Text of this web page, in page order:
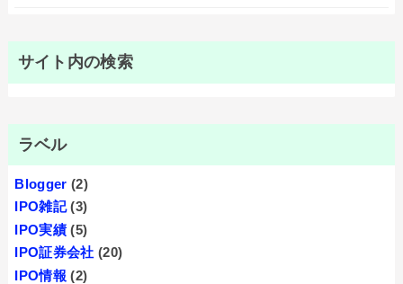
サイト内の検索
ラベル
Blogger (2)
IPO雑記 (3)
IPO実績 (5)
IPO証券会社 (20)
IPO情報 (2)